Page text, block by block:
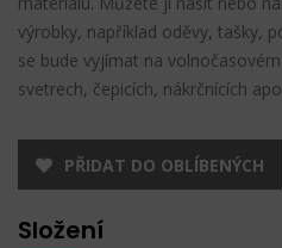
výrobky, například oděvy, tašky,
se bude vyjímat na
svetrech, čepicích, nákrčnících
PŘIDAT DO OBLÍBENÝCH
Složení